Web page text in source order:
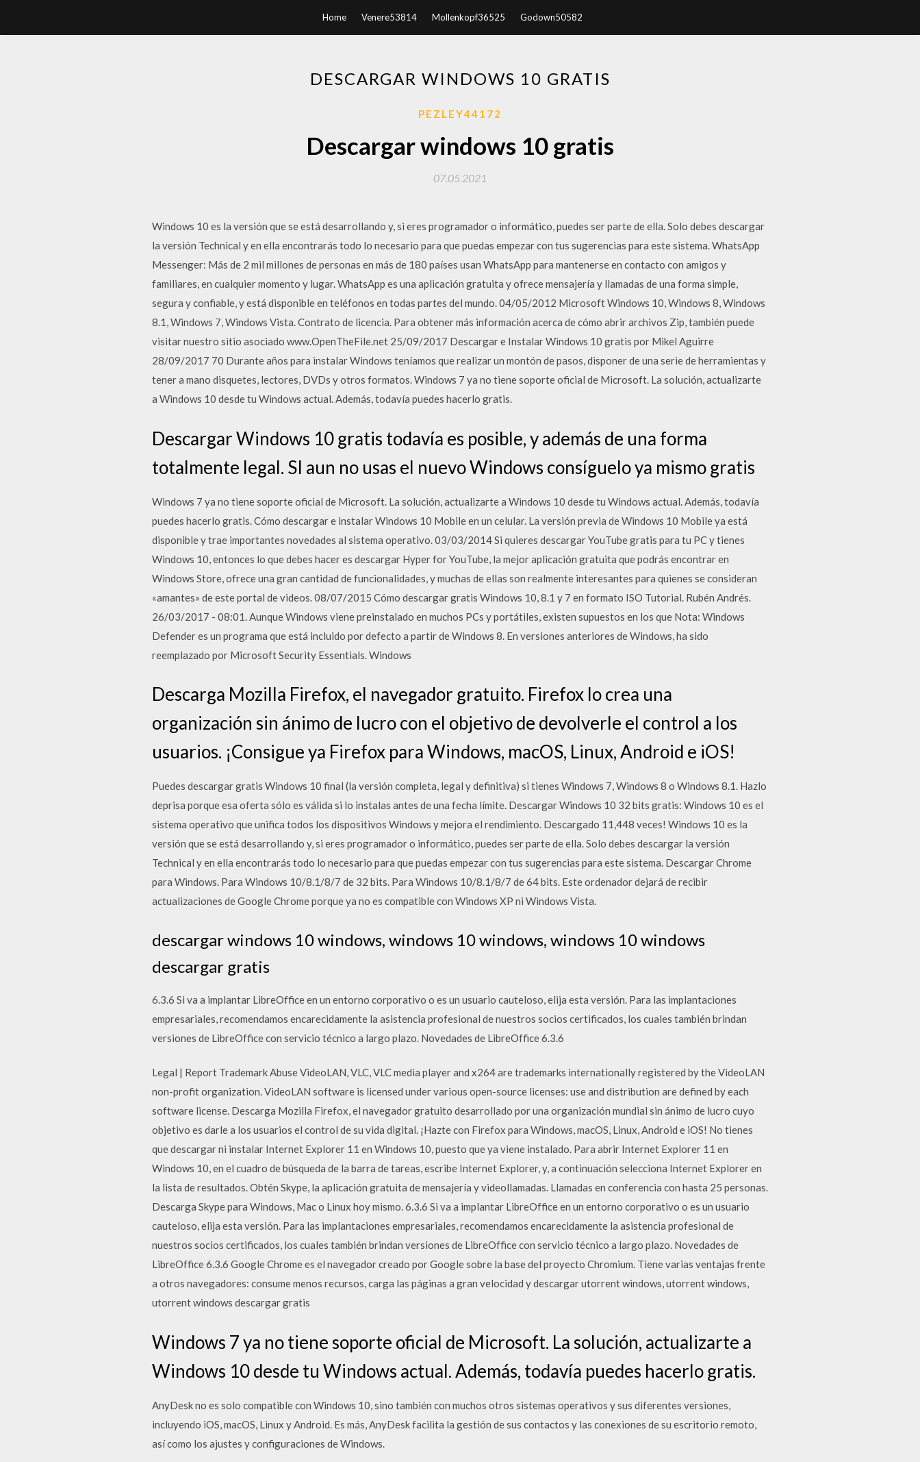
Home Venere53814 Mollenkopf36525 Godown50582
DESCARGAR WINDOWS 10 GRATIS
PEZLEY44172
Descargar windows 10 gratis
07.05.2021
Windows 10 es la versión que se está desarrollando y, si eres programador o informático, puedes ser parte de ella. Solo debes descargar
la versión Technical y en ella encontrarás todo lo necesario para que puedas empezar con tus sugerencias para este sistema. WhatsApp
Messenger: Más de 2 mil millones de personas en más de 180 países usan WhatsApp para mantenerse en contacto con amigos y
familiares, en cualquier momento y lugar. WhatsApp es una aplicación gratuita y ofrece mensajería y llamadas de una forma simple,
segura y confiable, y está disponible en teléfonos en todas partes del mundo. 04/05/2012 Microsoft Windows 10, Windows 8, Windows
8.1, Windows 7, Windows Vista. Contrato de licencia. Para obtener más información acerca de cómo abrir archivos Zip, también puede
visitar nuestro sitio asociado www.OpenTheFile.net 25/09/2017 Descargar e Instalar Windows 10 gratis por Mikel Aguirre
28/09/2017 70 Durante años para instalar Windows teníamos que realizar un montón de pasos, disponer de una serie de herramientas y
tener a mano disquetes, lectores, DVDs y otros formatos. Windows 7 ya no tiene soporte oficial de Microsoft. La solución, actualizarte
a Windows 10 desde tu Windows actual. Además, todavía puedes hacerlo gratis.
Descargar Windows 10 gratis todavía es posible, y además de una forma
totalmente legal. SI aun no usas el nuevo Windows consíguelo ya mismo gratis
Windows 7 ya no tiene soporte oficial de Microsoft. La solución, actualizarte a Windows 10 desde tu Windows actual. Además, todavía
puedes hacerlo gratis. Cómo descargar e instalar Windows 10 Mobile en un celular. La versión previa de Windows 10 Mobile ya está
disponible y trae importantes novedades al sistema operativo. 03/03/2014 Si quieres descargar YouTube gratis para tu PC y tienes
Windows 10, entonces lo que debes hacer es descargar Hyper for YouTube, la mejor aplicación gratuita que podrás encontrar en
Windows Store, ofrece una gran cantidad de funcionalidades, y muchas de ellas son realmente interesantes para quienes se consideran
«amantes» de este portal de videos. 08/07/2015 Cómo descargar gratis Windows 10, 8.1 y 7 en formato ISO Tutorial. Rubén Andrés.
26/03/2017 - 08:01. Aunque Windows viene preinstalado en muchos PCs y portátiles, existen supuestos en los que Nota: Windows
Defender es un programa que está incluido por defecto a partir de Windows 8. En versiones anteriores de Windows, ha sido
reemplazado por Microsoft Security Essentials. Windows
Descarga Mozilla Firefox, el navegador gratuito. Firefox lo crea una
organización sin ánimo de lucro con el objetivo de devolverle el control a los
usuarios. ¡Consigue ya Firefox para Windows, macOS, Linux, Android e iOS!
Puedes descargar gratis Windows 10 final (la versión completa, legal y definitiva) si tienes Windows 7, Windows 8 o Windows 8.1. Hazlo
deprisa porque esa oferta sólo es válida si lo instalas antes de una fecha límite. Descargar Windows 10 32 bits gratis: Windows 10 es el
sistema operativo que unifica todos los dispositivos Windows y mejora el rendimiento. Descargado 11,448 veces! Windows 10 es la
versión que se está desarrollando y, si eres programador o informático, puedes ser parte de ella. Solo debes descargar la versión
Technical y en ella encontrarás todo lo necesario para que puedas empezar con tus sugerencias para este sistema. Descargar Chrome
para Windows. Para Windows 10/8.1/8/7 de 32 bits. Para Windows 10/8.1/8/7 de 64 bits. Este ordenador dejará de recibir
actualizaciones de Google Chrome porque ya no es compatible con Windows XP ni Windows Vista.
descargar windows 10 windows, windows 10 windows, windows 10 windows
descargar gratis
6.3.6 Si va a implantar LibreOffice en un entorno corporativo o es un usuario cauteloso, elija esta versión. Para las implantaciones
empresariales, recomendamos encarecidamente la asistencia profesional de nuestros socios certificados, los cuales también brindan
versiones de LibreOffice con servicio técnico a largo plazo. Novedades de LibreOffice 6.3.6
Legal | Report Trademark Abuse VideoLAN, VLC, VLC media player and x264 are trademarks internationally registered by the VideoLAN
non-profit organization. VideoLAN software is licensed under various open-source licenses: use and distribution are defined by each
software license. Descarga Mozilla Firefox, el navegador gratuito desarrollado por una organización mundial sin ánimo de lucro cuyo
objetivo es darle a los usuarios el control de su vida digital. ¡Hazte con Firefox para Windows, macOS, Linux, Android e iOS! No tienes
que descargar ni instalar Internet Explorer 11 en Windows 10, puesto que ya viene instalado. Para abrir Internet Explorer 11 en
Windows 10, en el cuadro de búsqueda de la barra de tareas, escribe Internet Explorer, y, a continuación selecciona Internet Explorer en
la lista de resultados. Obtén Skype, la aplicación gratuita de mensajería y videollamadas. Llamadas en conferencia con hasta 25 personas.
Descarga Skype para Windows, Mac o Linux hoy mismo. 6.3.6 Si va a implantar LibreOffice en un entorno corporativo o es un usuario
cauteloso, elija esta versión. Para las implantaciones empresariales, recomendamos encarecidamente la asistencia profesional de
nuestros socios certificados, los cuales también brindan versiones de LibreOffice con servicio técnico a largo plazo. Novedades de
LibreOffice 6.3.6 Google Chrome es el navegador creado por Google sobre la base del proyecto Chromium. Tiene varias ventajas frente
a otros navegadores: consume menos recursos, carga las páginas a gran velocidad y descargar utorrent windows, utorrent windows,
utorrent windows descargar gratis
Windows 7 ya no tiene soporte oficial de Microsoft. La solución, actualizarte a
Windows 10 desde tu Windows actual. Además, todavía puedes hacerlo gratis.
AnyDesk no es solo compatible con Windows 10, sino también con muchos otros sistemas operativos y sus diferentes versiones,
incluyendo iOS, macOS, Linux y Android. Es más, AnyDesk facilita la gestión de sus contactos y las conexiones de su escritorio remoto,
así como los ajustes y configuraciones de Windows.